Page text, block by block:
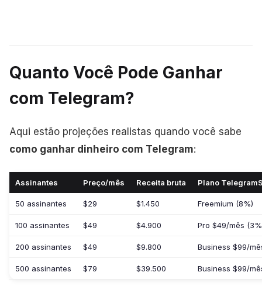
Quanto Você Pode Ganhar
com Telegram?
Aqui estão projeções realistas quando você sabe
como ganhar dinheiro com Telegram:
Assinantes Preço/mês Receita bruta Plano
50 assinantes $29 $1.450 Freemium (8%)
100 assinantes $49 $4.900 Pro $49/mês
200 assinantes $49 $9.800 Business $99/
500 assinantes $79 $39.500 Business $99/